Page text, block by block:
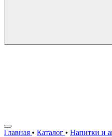
Главная • Каталог • Напитки и